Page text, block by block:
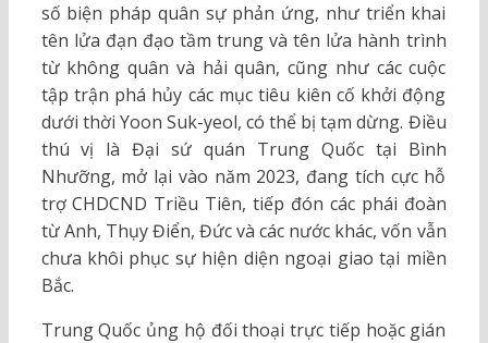
số biện pháp quân sự phản ứng, như triển khai
tên lửa đạn đạo tầm trung và tên lửa hành trình
từ không quân và hải quân, cũng như các cuộc
tập trận phá hủy các mục tiêu kiên cố khởi động
dưới thời Yoon Suk-yeol, có thể bị tạm dừng. Điều
thú vị là Đại sứ quán Trung Quốc tại Bình
Nhưỡng, mở lại vào năm 2023, đang tích cực hỗ
trợ CHDCND Triều Tiên, tiếp đón các phái đoàn
từ Anh, Thụy Điển, Đức và các nước khác, vốn vẫn
chưa khôi phục sự hiện diện ngoại giao tại miền
Bắc.
Trung Quốc ủng hộ đối thoại trực tiếp hoặc gián